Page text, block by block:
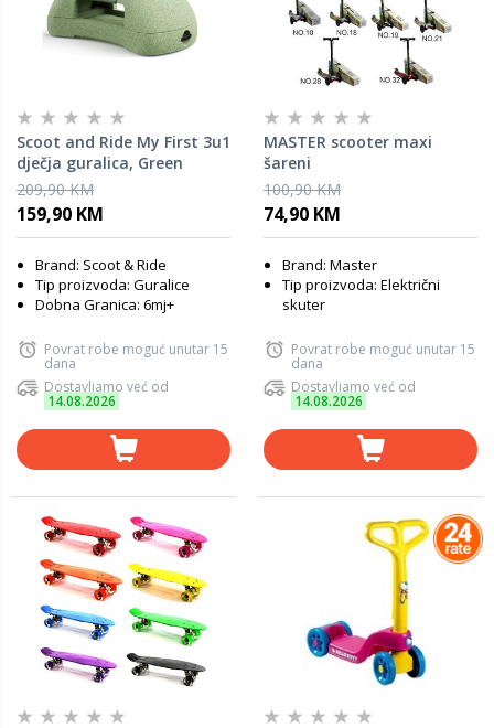
Scoot and Ride My First 3u1
dječja guralica, Green
209,90 KM
159,90 KM
Brand: Scoot & Ride
Tip proizvoda: Guralice
Dobna Granica: 6mj+
Povrat robe moguć unutar 15
dana
Dostavljamo već od
14.08.2026
MASTER scooter maxi
šareni
100,90 KM
74,90 KM
Brand: Master
Tip proizvoda: Električni
skuter
Povrat robe moguć unutar 15
dana
Dostavljamo već od
14.08.2026